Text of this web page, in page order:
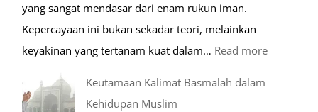
yang sangat mendasar dari enam rukun iman.
Kepercayaan ini bukan sekadar teori, melainkan
keyakinan yang tertanam kuat dalam… Read more:
Keutamaan Kalimat Basmalah dalam
Kehidupan Muslim